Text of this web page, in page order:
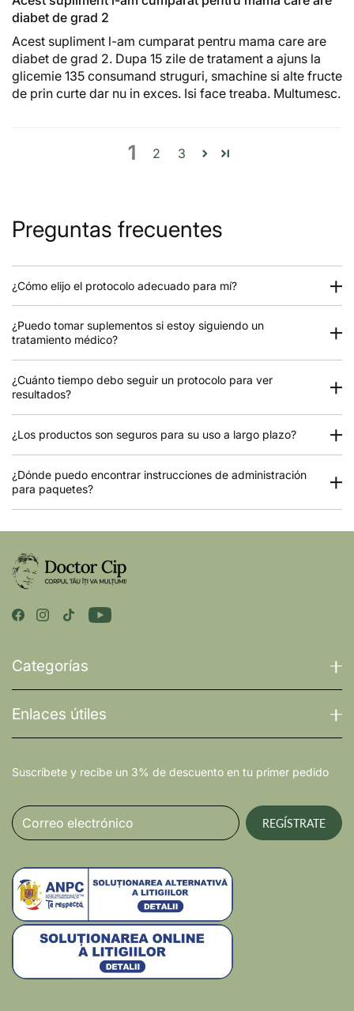
diabet de grad 2
Acest supliment l-am cumparat pentru mama care are
diabet de grad 2. Dupa 15 zile de tratament a ajuns la
glicemie 135 consumand struguri, smachine si alte fructe
de prin curte dar nu in exces. Isi face treaba. Multumesc.
1 2 3
Preguntas frecuentes
¿Cómo elijo el protocolo adecuado para mí?
¿Puedo tomar suplementos si estoy siguiendo un
tratamiento médico?
¿Cuánto tiempo debo seguir un protocolo para ver
resultados?
¿Los productos son seguros para su uso a largo plazo?
¿Dónde puedo encontrar instrucciones de administración
para paquetes?
Categorías
Enlaces útiles
Suscríbete y recibe un 3% de descuento en tu primer pedido
Correo electrónico
REGÍSTRATE